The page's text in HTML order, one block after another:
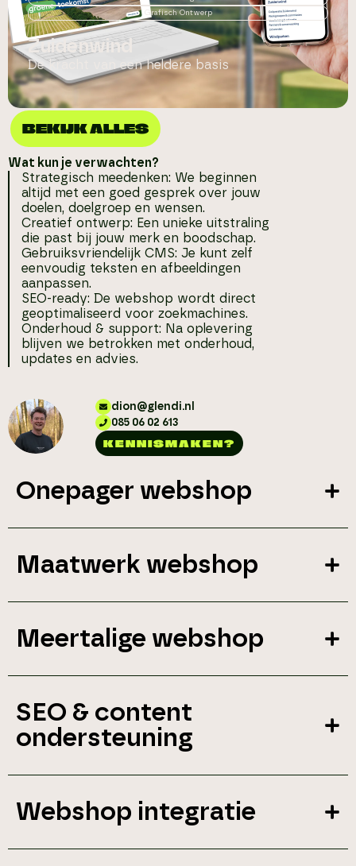
Grafisch Ontwerp
Zuidenwind
De kracht van een heldere basis
BEKIJK ALLES
Wat kun je verwachten?
Strategisch meedenken: We beginnen
altijd met een goed gesprek over jouw
doelen, doelgroep en wensen.
Creatief ontwerp: Een unieke uitstraling
die past bij jouw merk en boodschap.
Gebruiksvriendelijk CMS: Je kunt zelf
eenvoudig teksten en afbeeldingen
aanpassen.
SEO-ready: De webshop wordt direct
geoptimaliseerd voor zoekmachines.
Onderhoud & support: Na oplevering
blijven we betrokken met onderhoud,
updates en advies.
dion@glendi.nl
085 06 02 613
KENNISMAKEN?
Onepager webshop
Maatwerk webshop
Meertalige webshop
SEO & content
ondersteuning
Webshop integratie